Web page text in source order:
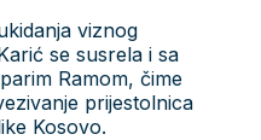
viznog
se susrela i sa
Ramom, čime
prijestolnica
Kosovo.